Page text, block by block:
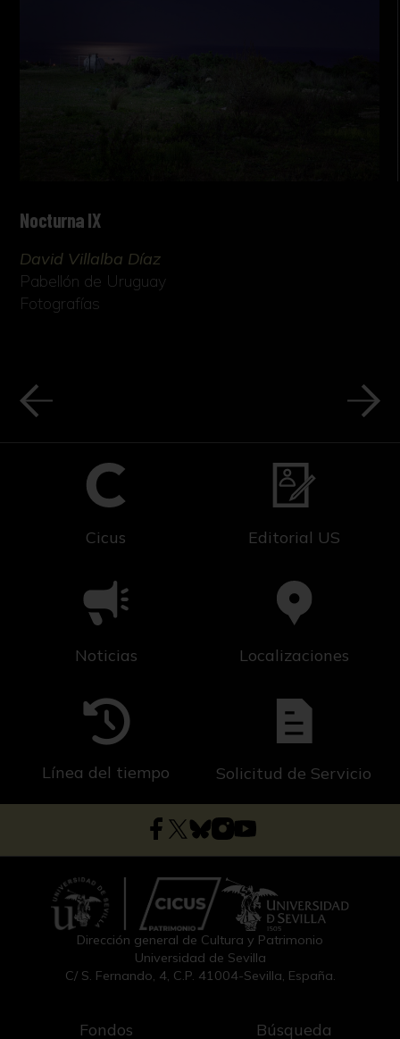
Nocturna IX
David Villalba Díaz
Pabellón de Uruguay
Fotografías
Cicus Editorial US
Noticias Localizaciones
Línea del tiempo Solicitud de Servicio
Dirección general de Cultura y Patrimonio
Universidad de Sevilla
C/ S. Fernando, 4, C.P. 41004-Sevilla, España.
Fondos
Búsqueda